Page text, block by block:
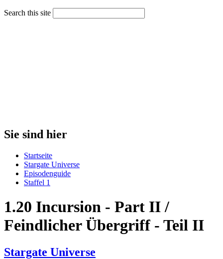
Search this site
Sie sind hier
Startseite
Stargate Universe
Episodenguide
Staffel 1
1.20 Incursion - Part II /
Feindlicher Übergriff - Teil II
Stargate Universe